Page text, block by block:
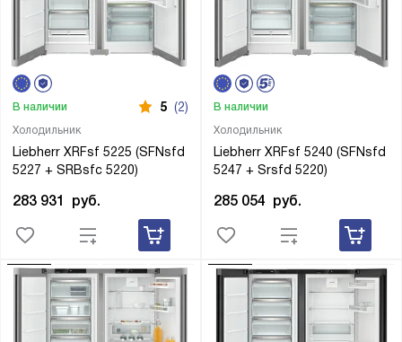
Холодильник
Liebherr XRFsf 5225 (SFNsfd
5227 + SRBsfc 5220)
В наличии 5 (2)
283 931 руб.
Холодильник
Liebherr XRFsf 5240 (SFNsfd
5247 + Srsfd 5220)
В наличии
285 054 руб.